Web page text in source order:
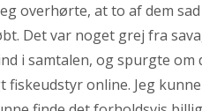
overhørte, at to af dem
Det var noget grej fra
i samtalen, og spurgte
fiskeudstyr online. Jeg